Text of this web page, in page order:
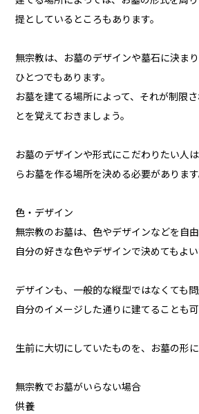
提としているところもあります。
無宗教は、お墓のデザインや墓石に決ま
ひとつでもあります。
お墓を建てる場所によって、それが制限
とを覚えておきましょう。
お墓のデザインや形式にこだわりたい人
らお墓を作る場所を決める必要があります
色・デザイン
無宗教のお墓は、色やデザインなどを自由
自分の好きな色やデザインで決めてもよい
デザインも、一般的な縦型ではなくても問
自分のイメージした通りに建てることも可
生前に大切にしていたものを、お墓の形に
無宗教でお墓がいらない場合
供養